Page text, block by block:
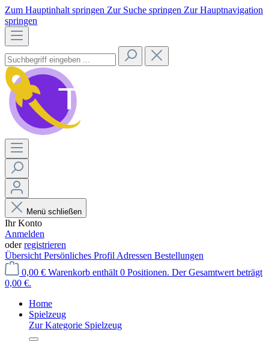
Zum Hauptinhalt springen Zur Suche springen Zur Hauptnavigation
springen
Menü schließen
Ihr Konto
Anmelden
oderregistrieren
Übersicht Persönliches Profil Adressen Bestellungen
0,00 € Warenkorb enthält 0 Positionen. Der Gesamtwert beträgt
0,00 €.
Home
Spielzeug
Zur Kategorie Spielzeug